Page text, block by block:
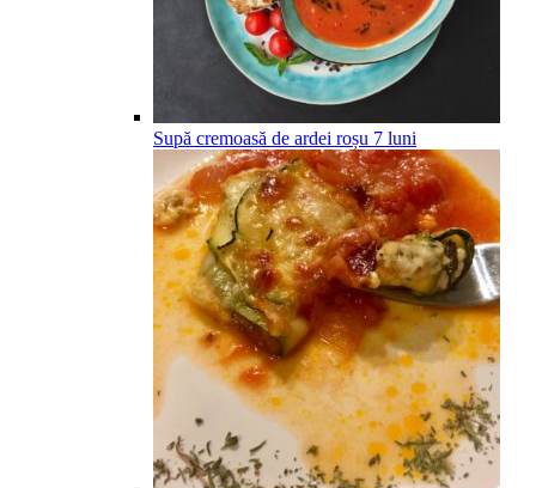
Supă cremoasă de ardei roșu 7 luni